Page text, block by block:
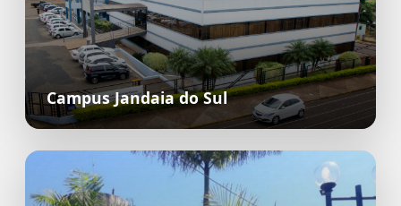
Campus Jandaia do Sul